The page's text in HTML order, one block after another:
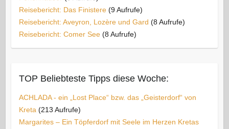
Reisebericht: Das Finistere (9 Aufrufe)
Reisebericht: Aveyron, Lozère und Gard (8 Aufrufe)
Reisebericht: Comer See (8 Aufrufe)
TOP Beliebteste Tipps diese Woche:
ACHLADA - ein „Lost Place“ bzw. das „Geisterdorf“ von
Kreta (213 Aufrufe)
Margarites – Ein Töpferdorf mit Seele im Herzen Kretas